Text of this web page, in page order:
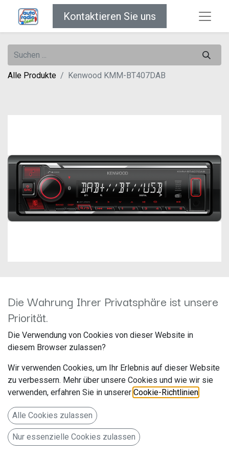
Kontaktieren Sie uns
Alle Produkte Kenwood KMM-BT407DAB
Kenwood KMM-BT407DAB
Hersteller: JVCKenwood
Artikelnummer: KMM_BT407DAB
Konrad-Adenauer-Allee 1-11
Bad Vilbel 61118
Deutschland www.de.jvckenwood.com
Digital Media Receiver mit Bluetooth & Digitalradio DAB+
Die Wahrung Ihrer Privatsphäre ist unsere
Priorität.
Die Verwendung von Cookies von dieser Website in
diesem Browser zulassen?
Wir verwenden Cookies, um Ihr Erlebnis auf dieser Website
zu verbessern. Mehr über unsere Cookies und wie wir sie
verwenden, erfahren Sie in unserer Cookie-Richtlinien
Alle Cookies zulassen
Nur essenzielle Cookies zulassen